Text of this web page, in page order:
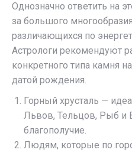
Однозначно ответить на
за большого
различающихся по
Астрологи рекомендуют
конкретного типа камня
датой рождения.
Горный хрусталь —
Львов, Тельцов, Рыб и
благополучие.
Людям, которые по